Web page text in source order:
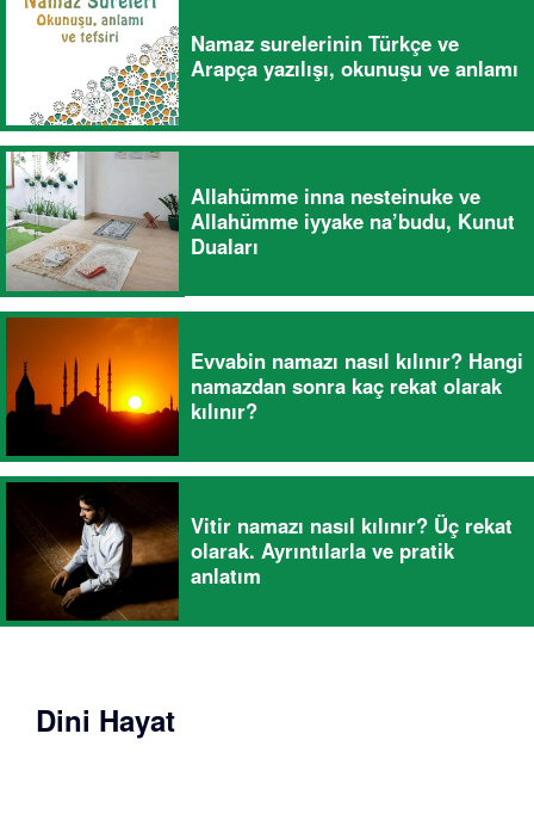
Namaz surelerinin Türkçe ve
Arapça yazılışı, okunuşu ve anlamı
Allahümme inna nesteinuke ve
Allahümme iyyake na’budu, Kunut
Duaları
Evvabin namazı nasıl kılınır? Hangi
namazdan sonra kaç rekat olarak
kılınır?
Vitir namazı nasıl kılınır? Üç rekat
olarak. Ayrıntılarla ve pratik
anlatım
Dini Hayat